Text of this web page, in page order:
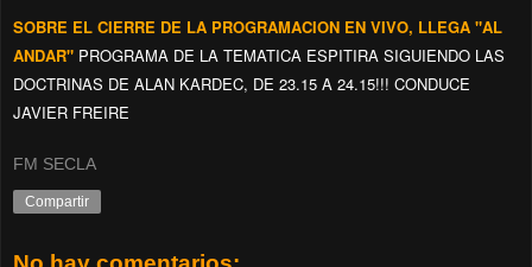
SOBRE EL CIERRE DE LA PROGRAMACION EN VIVO, LLEGA "AL
ANDAR" PROGRAMA DE LA TEMATICA ESPITIRA SIGUIENDO LAS
DOCTRINAS DE ALAN KARDEC, DE 23.15 A 24.15!!! CONDUCE
JAVIER FREIRE
FM SECLA
Compartir